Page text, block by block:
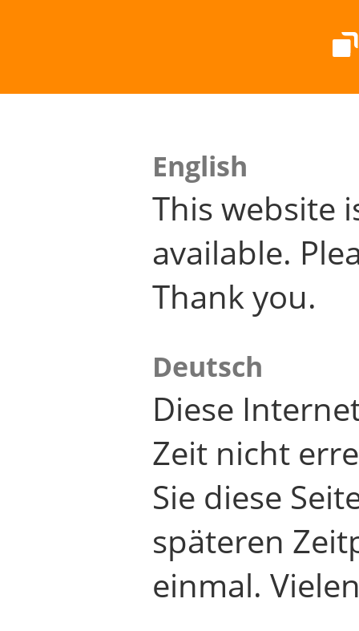
English
This website
available.
Thank you.
Deutsch
Diese
Zeit nicht
Sie diese
späteren
einmal.